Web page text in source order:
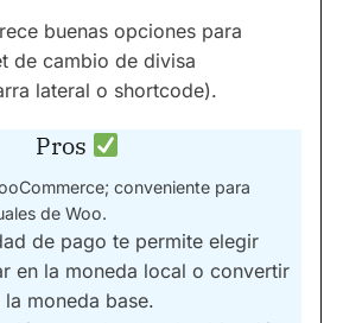
buenas opciones para
de cambio de divisa
lateral o shortcode).
Pros
conveniente para
de Woo.
de pago te permite elegir
en la moneda local o convertir
moneda base.